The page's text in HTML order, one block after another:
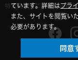
車載製品
部品/付属品
採用情報
GLOBAL-オーディオテク
audio-technica MIMIO
特定商取引に関する法律
ています。詳細はプラ
また、サイトを閲覧い
必要があります。
同意